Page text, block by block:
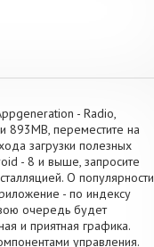
- Radio,
893MB, переместите на
загрузки полезных
- 8 и выше, запросите
О популярности
- по индексу
очередь будет
и приятная графика.
управления.